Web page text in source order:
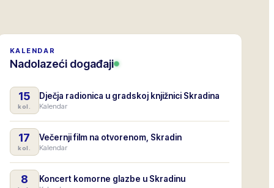
KALENDAR
Nadolazeći događaji
15
kol.
Dječja radionica u gradskoj knjižnici Skradina
Kalendar
17
kol.
Večernji film na otvorenom, Skradin
Kalendar
8 Koncert komorne glazbe u Skradinu